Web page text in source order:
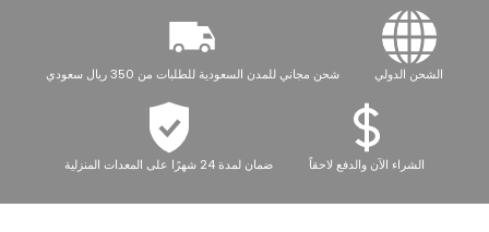
الشحن الدولي شحن مجاني للمدن السعودية للطلبات من 350 ريال سعودي
الشراء الآن والدفع لاحقاً ضمان لمدة 24 شهرًا على المعدات المنزلية